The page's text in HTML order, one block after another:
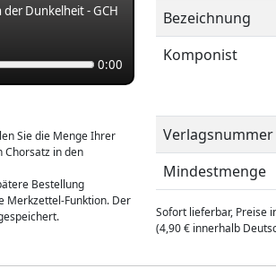
Dunkelheit - GCH
0:00
Sie die Menge Ihrer
Chorsatz in den
Bestellung
Merkzettel-Funktion. Der
Bezeichnung
Komponist
Verlagsnummer
Mindestmenge
Sofort lieferbar, Preise
(4,90 € innerhalb